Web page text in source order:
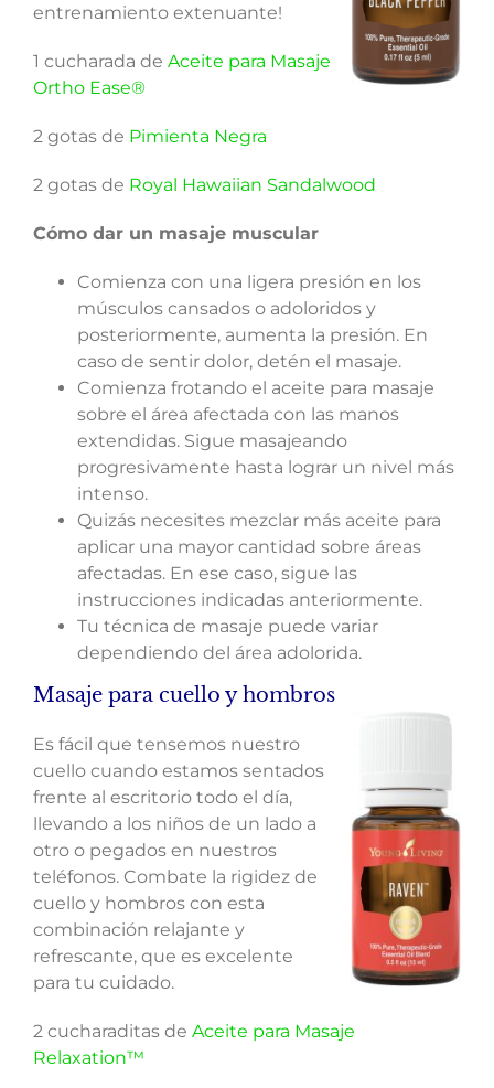
entrenamiento extenuante!
1 cucharada de Aceite para Masaje
Ortho Ease®
2 gotas de Pimienta Negra
2 gotas de Royal Hawaiian Sandalwood
Cómo dar un masaje muscular
Comienza con una ligera presión en los
músculos cansados o adoloridos y
posteriormente, aumenta la presión. En
caso de sentir dolor, detén el masaje.
Comienza frotando el aceite para masaje
sobre el área afectada con las manos
extendidas. Sigue masajeando
progresivamente hasta lograr un nivel más
intenso.
Quizás necesites mezclar más aceite para
aplicar una mayor cantidad sobre áreas
afectadas. En ese caso, sigue las
instrucciones indicadas anteriormente.
Tu técnica de masaje puede variar
dependiendo del área adolorida.
Masaje para cuello y hombros
Es fácil que tensemos nuestro
cuello cuando estamos sentados
frente al escritorio todo el día,
llevando a los niños de un lado a
otro o pegados en nuestros
teléfonos. Combate la rigidez de
cuello y hombros con esta
combinación relajante y
refrescante, que es excelente
para tu cuidado.
2 cucharaditas de Aceite para Masaje
Relaxation™